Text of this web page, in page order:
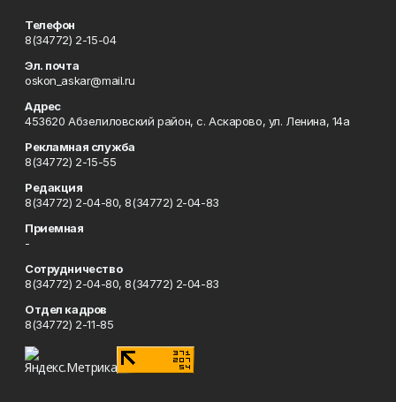
Телефон
8(34772) 2-15-04
Эл. почта
oskon_askar@mail.ru
Адрес
453620 Абзелиловский район, с. Аскарово, ул. Ленина, 14а
Рекламная служба
8(34772) 2-15-55
Редакция
8(34772) 2-04-80, 8(34772) 2-04-83
Приемная
-
Сотрудничество
8(34772) 2-04-80, 8(34772) 2-04-83
Отдел кадров
8(34772) 2-11-85